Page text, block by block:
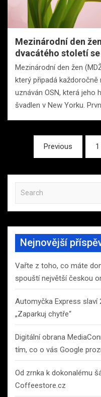
Mezinárodní den
dvacátého století se
Mezinárodní den žen
který připadá každoročně
uznáván OSN, která jeho
švadlen v New Yorku.
Stránkování
příspěvků
Previous 1
a
r
h
Nejnovější
Vařte z toho, co máte
spouští největší českou
Automyčka Express slaví
„Zaparkuj chytře“
Digitální obrana
tím, co o vás Google
Od zrnka k dokonalému
Coffeestore.cz